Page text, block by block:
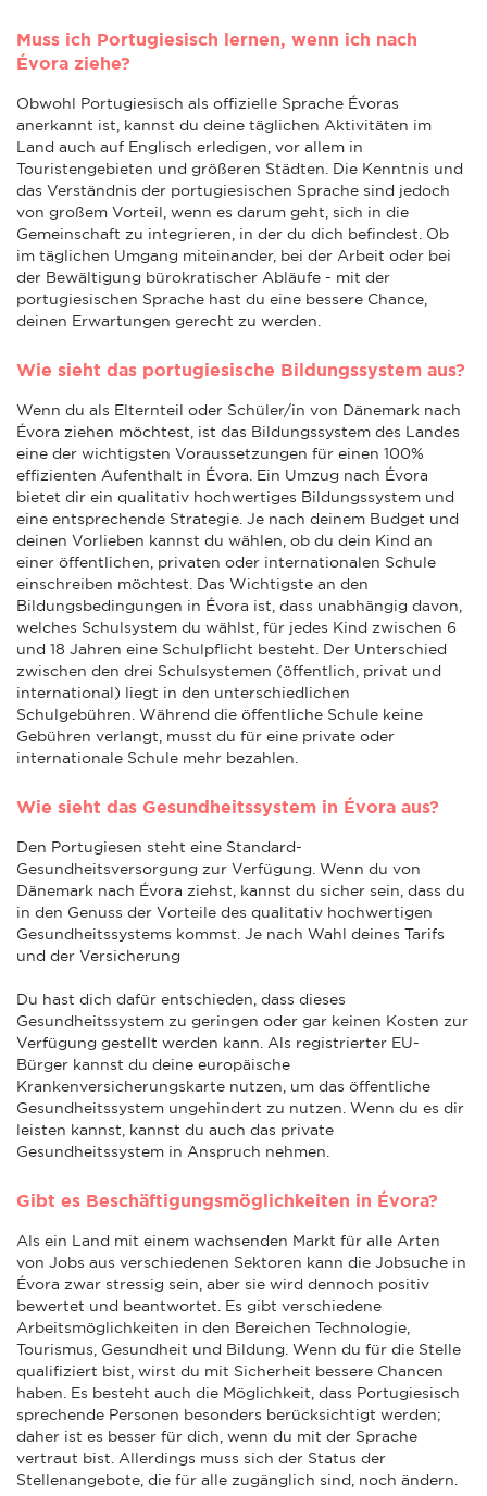
Muss ich Portugiesisch lernen, wenn ich nach
Évora ziehe?
Obwohl Portugiesisch als offizielle Sprache Évoras
anerkannt ist, kannst du deine täglichen Aktivitäten im
Land auch auf Englisch erledigen, vor allem in
Touristengebieten und größeren Städten. Die Kenntnis und
das Verständnis der portugiesischen Sprache sind jedoch
von großem Vorteil, wenn es darum geht, sich in die
Gemeinschaft zu integrieren, in der du dich befindest. Ob
im täglichen Umgang miteinander, bei der Arbeit oder bei
der Bewältigung bürokratischer Abläufe - mit der
portugiesischen Sprache hast du eine bessere Chance,
deinen Erwartungen gerecht zu werden.
Wie sieht das portugiesische Bildungssystem aus?
Wenn du als Elternteil oder Schüler/in von Dänemark nach
Évora ziehen möchtest, ist das Bildungssystem des Landes
eine der wichtigsten Voraussetzungen für einen 100%
effizienten Aufenthalt in Évora. Ein Umzug nach Évora
bietet dir ein qualitativ hochwertiges Bildungssystem und
eine entsprechende Strategie. Je nach deinem Budget und
deinen Vorlieben kannst du wählen, ob du dein Kind an
einer öffentlichen, privaten oder internationalen Schule
einschreiben möchtest. Das Wichtigste an den
Bildungsbedingungen in Évora ist, dass unabhängig davon,
welches Schulsystem du wählst, für jedes Kind zwischen 6
und 18 Jahren eine Schulpflicht besteht. Der Unterschied
zwischen den drei Schulsystemen (öffentlich, privat und
international) liegt in den unterschiedlichen
Schulgebühren. Während die öffentliche Schule keine
Gebühren verlangt, musst du für eine private oder
internationale Schule mehr bezahlen.
Wie sieht das Gesundheitssystem in Évora aus?
Den Portugiesen steht eine Standard-
Gesundheitsversorgung zur Verfügung. Wenn du von
Dänemark nach Évora ziehst, kannst du sicher sein, dass du
in den Genuss der Vorteile des qualitativ hochwertigen
Gesundheitssystems kommst. Je nach Wahl deines Tarifs
und der Versicherung
Du hast dich dafür entschieden, dass dieses
Gesundheitssystem zu geringen oder gar keinen Kosten zur
Verfügung gestellt werden kann. Als registrierter EU-
Bürger kannst du deine europäische
Krankenversicherungskarte nutzen, um das öffentliche
Gesundheitssystem ungehindert zu nutzen. Wenn du es dir
leisten kannst, kannst du auch das private
Gesundheitssystem in Anspruch nehmen.
Gibt es Beschäftigungsmöglichkeiten in Évora?
Als ein Land mit einem wachsenden Markt für alle Arten
von Jobs aus verschiedenen Sektoren kann die Jobsuche in
Évora zwar stressig sein, aber sie wird dennoch positiv
bewertet und beantwortet. Es gibt verschiedene
Arbeitsmöglichkeiten in den Bereichen Technologie,
Tourismus, Gesundheit und Bildung. Wenn du für die Stelle
qualifiziert bist, wirst du mit Sicherheit bessere Chancen
haben. Es besteht auch die Möglichkeit, dass Portugiesisch
sprechende Personen besonders berücksichtigt werden;
daher ist es besser für dich, wenn du mit der Sprache
vertraut bist. Allerdings muss sich der Status der
Stellenangebote, die für alle zugänglich sind, noch ändern.